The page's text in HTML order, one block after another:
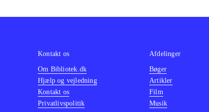
Kontakt os
Om Bibliotek.dk
Hjælp og vejledning
Kontakt os
Privatlivspolitik
Afdelinger
Bøger
Artikler
Film
Musik